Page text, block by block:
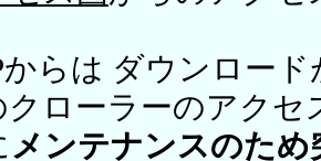
らは ダウンロー
クローラーのアクセ
メンテナンスのため